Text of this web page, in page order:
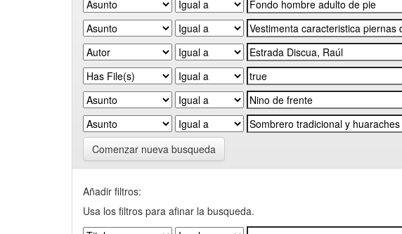
Comenzar nueva busqueda
Añadir filtros:
Usa los filtros para afinar la busqueda.